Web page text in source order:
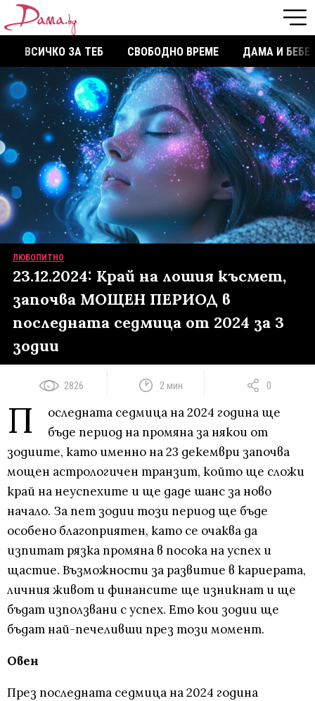
ВСИЧКО ЗА ТЕБ СВОБОДНО ВРЕМЕ ДАМА И БЕБЕ
ЛЮБОПИТНО
23.12.2024: Край на лошия късмет,
започва МОЩЕН ПЕРИОД в
последната седмица от 2024 за 3
зодии
2826 2 мин 0
П
оследната седмица на 2024 година ще
бъде период на промяна за някои от
зодиите, като именно на 23 декември започва
мощен астрологичен транзит, който ще сложи
край на неуспехите и ще даде шанс за ново
начало. За пет зодии този период ще бъде
особено благоприятен, като се очаква да
изпитат рязка промяна в посока на успех и
щастие. Възможности за развитие в кариерата,
личния живот и финансите ще изникнат и ще
бъдат използвани с успех. Ето кои зодии ще
бъдат най-печеливши през този момент.
Овен
През последната седмица на 2024 година